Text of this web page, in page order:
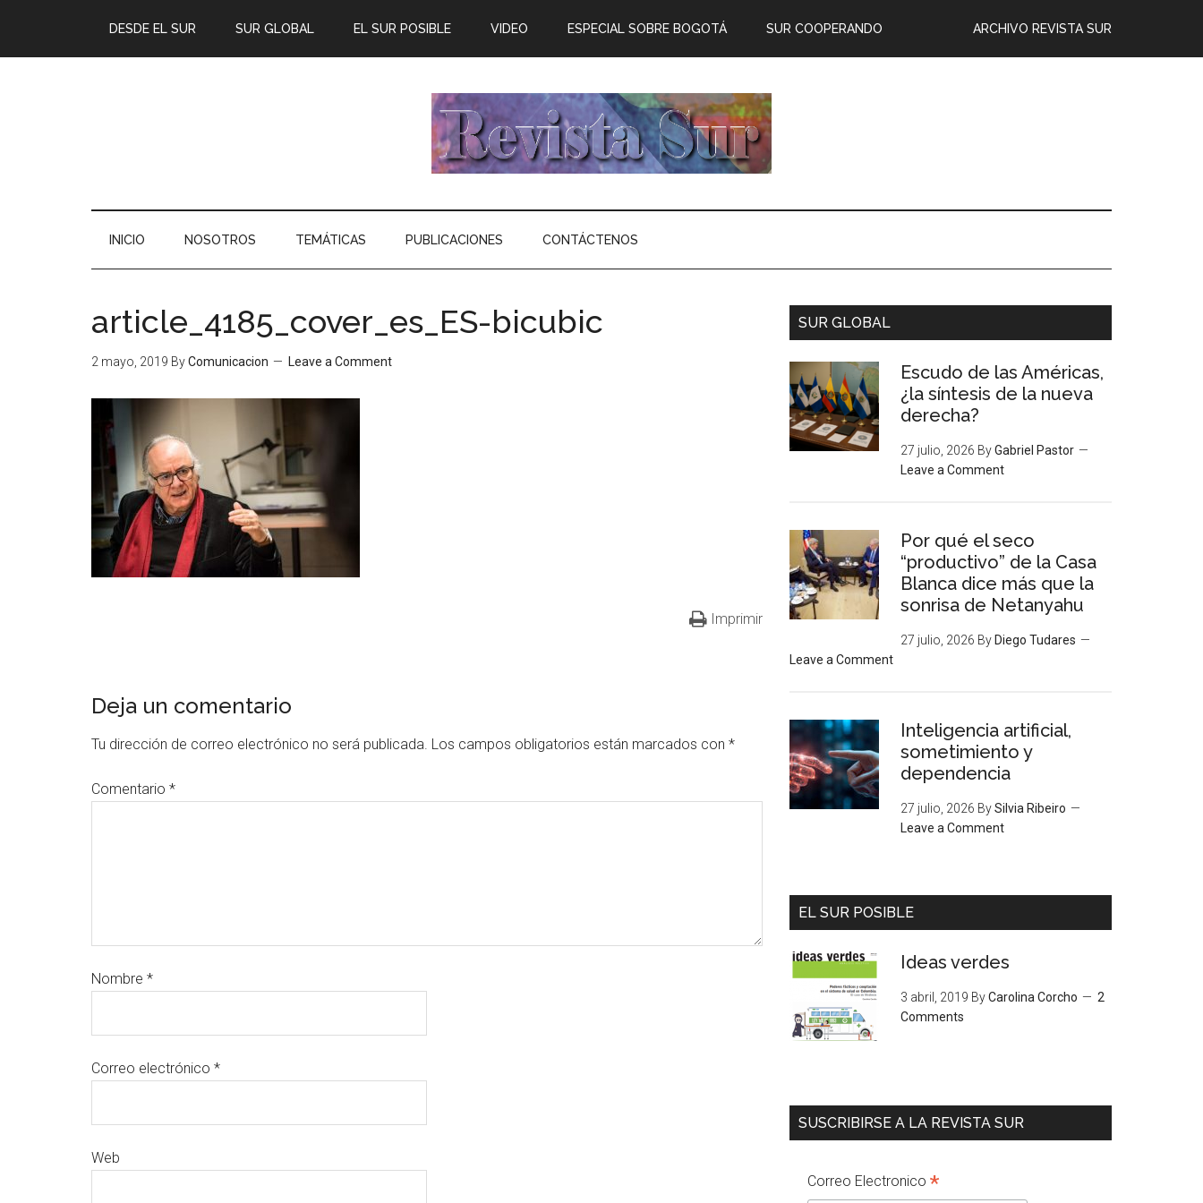
DESDE EL SUR SUR GLOBAL EL SUR POSIBLE ARCHIVO REVISTA SUR
VIDEO ESPECIAL SOBRE BOGOTÁ SUR COOPERANDO
INICIO NOSOTROS TEMÁTICAS PUBLICACIONES CONTÁCTENOS
article_4185_cover_es_ES-bicubic
2 mayo, 2019 ByComunicacion Leave a Comment
Imprimir
Deja un comentario
Tu dirección de correo electrónico no será publicada. Los campos obligatorios están marcados con *
Comentario *
Nombre *
Correo electrónico *
Web
SUR GLOBAL
Escudo de las Américas,
¿la síntesis de la nueva
derecha?
27 julio, 2026 ByGabriel Pastor
Leave a Comment
Por qué el seco
“productivo” de la Casa
Blanca dice más que la
sonrisa de Netanyahu
27 julio, 2026 By Diego Tudares
Leave a Comment
Inteligencia artificial,
sometimiento y
dependencia
27 julio, 2026 BySilvia Ribeiro
Leave a Comment
EL SUR POSIBLE
Ideas verdes
3 abril, 2019 ByCarolina Corcho
2
Comments
SUSCRIBIRSE A LA REVISTA SUR
Correo Electronico *